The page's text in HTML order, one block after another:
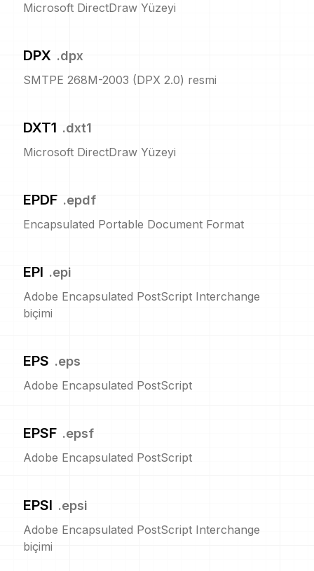
Microsoft DirectDraw Yüzeyi
DPX .dpx
SMTPE 268M-2003 (DPX 2.0) resmi
DXT1 .dxt1
Microsoft DirectDraw Yüzeyi
EPDF .epdf
Encapsulated Portable Document Format
EPI .epi
Adobe Encapsulated PostScript Interchange
biçimi
EPS .eps
Adobe Encapsulated PostScript
EPSF .epsf
Adobe Encapsulated PostScript
EPSI .epsi
Adobe Encapsulated PostScript Interchange
biçimi